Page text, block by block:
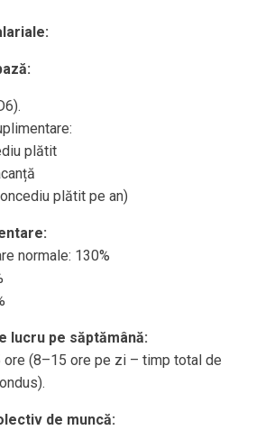
plătit
plătit pe an)
normale: 130%
lucru pe săptămână:
ore (8–15 ore pe zi – timp total de
de muncă: